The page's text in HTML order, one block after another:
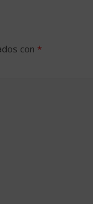
con *